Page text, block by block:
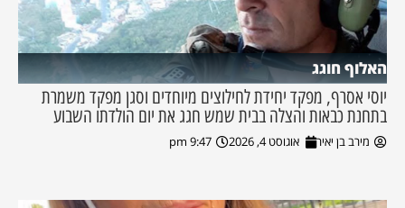
האלוף חוגג
יוסי אסרף, מפקד יחידת לחילוצים מיוחדים וסגן מפקד משמרת
בתחנת כבאות והצלה בבית שמש חגג את יום הולדתו השבוע
מירב בן יאיר אוגוסט 4, 2026 9:47 pm